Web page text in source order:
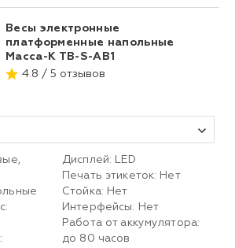
Весы электронные
платформенные напольные
Масса-К ТВ-S-АB1
4.8 / 5 отзывов
Дисплей: LED
Печать этикеток: Нет
Стойка: Нет
Интерфейсы: Нет
Работа от аккумулятора:
до 80 часов